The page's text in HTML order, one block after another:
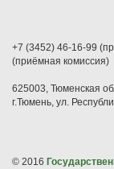
+7 (3452) 46-16-99
(приёмная комиссия)
625003, Тюменская
г.Тюмень, ул.
© 2016